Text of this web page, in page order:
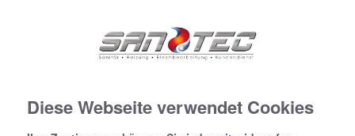
Diese Webseite verwendet Cookies